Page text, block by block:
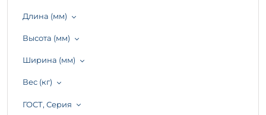
Длина (мм)
Высота (мм)
Ширина (мм)
Вес (кг)
ГОСТ, Серия